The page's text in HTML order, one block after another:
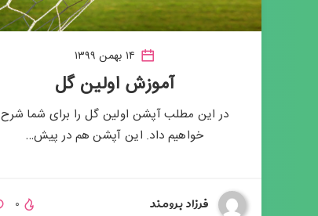
آموزش اولین گل
در این مطلب آپشن اولین گل را برای شما شرح
خواهیم داد. این آپشن هم در پیش…
فرزاد برومند ۰